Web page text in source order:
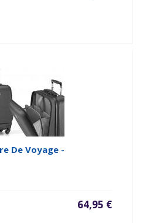
De Voyage -
64,95 €